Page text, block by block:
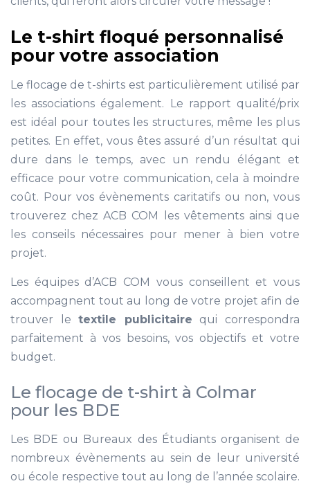
Le t-shirt floqué personnalisé
pour votre association
Le flocage de t-shirts est particulièrement utilisé par
les associations également. Le rapport qualité/prix
est idéal pour toutes les structures, même les plus
petites. En effet, vous êtes assuré d’un résultat qui
dure dans le temps, avec un rendu élégant et
efficace pour votre communication, cela à moindre
coût. Pour vos évènements caritatifs ou non, vous
trouverez chez ACB COM les vêtements ainsi que
les conseils nécessaires pour mener à bien votre
projet.
Les équipes d’ACB COM vous conseillent et vous
accompagnent tout au long de votre projet afin de
trouver letextile publicitaire qui correspondra
parfaitement à vos besoins, vos objectifs et votre
budget.
Le flocage de t-shirt à Colmar
pour les BDE
Les BDE ou Bureaux des Étudiants organisent de
nombreux évènements au sein de leur université
ou école respective tout au long de l’année scolaire.